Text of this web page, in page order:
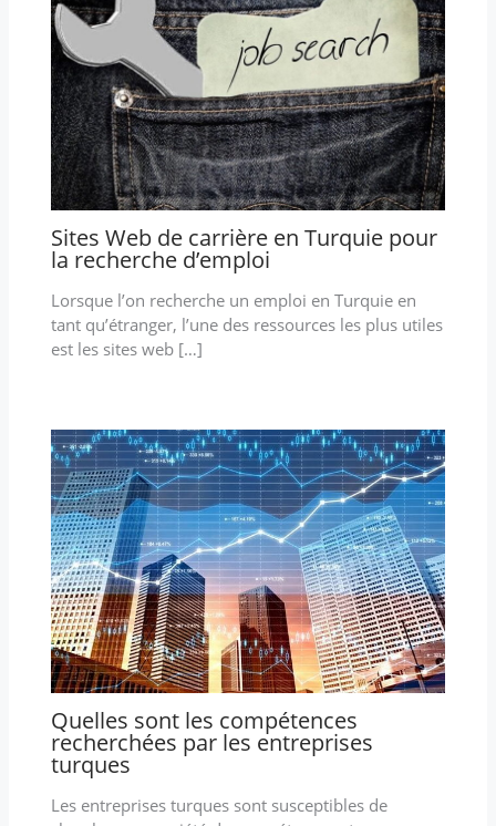
Sites Web de carrière en Turquie pour
la recherche d’emploi
Lorsque l’on recherche un emploi en Turquie en
tant qu’étranger, l’une des ressources les plus utiles
est les sites web […]
Quelles sont les compétences
recherchées par les entreprises
turques
Les entreprises turques sont susceptibles de